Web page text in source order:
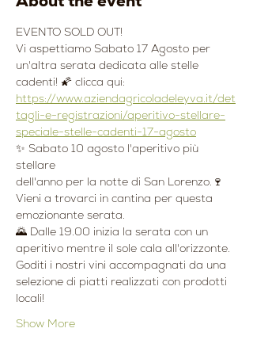
EVENTO SOLD OUT!
Vi aspettiamo Sabato 17 Agosto per
un'altra serata dedicata alle stelle
cadenti! 🌠 clicca qui:
https://www.aziendagricoladeleyva.it/det
tagli-e-registrazioni/aperitivo-stellare-
speciale-stelle-cadenti-17-agosto
✨ Sabato 10 agosto l'aperitivo più
stellare
dell'anno per la notte di San Lorenzo.🍷
Vieni a trovarci in cantina per questa
emozionante serata.
🌄 Dalle 19.00 inizia la serata con un
aperitivo mentre il sole cala all'orizzonte.
Goditi i nostri vini accompagnati da una
selezione di piatti realizzati con prodotti
locali!
Show More